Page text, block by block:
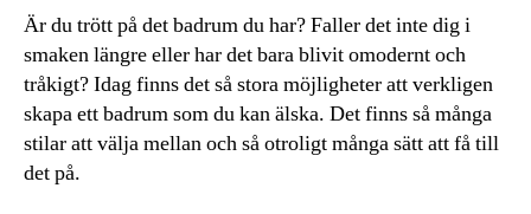
Är du trött på det badrum du har? Faller det inte dig i
smaken längre eller har det bara blivit omodernt och
tråkigt? Idag finns det så stora möjligheter att verkligen
skapa ett badrum som du kan älska. Det finns så många
stilar att välja mellan och så otroligt många sätt att få till
det på.